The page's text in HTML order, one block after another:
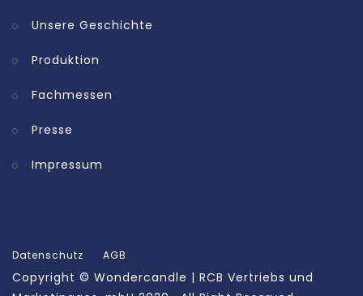
Unsere Geschichte
Produktion
Fachmessen
Presse
Impressum
Datenschutz AGB
Copyright © Wondercandle | RCB Vertriebs und